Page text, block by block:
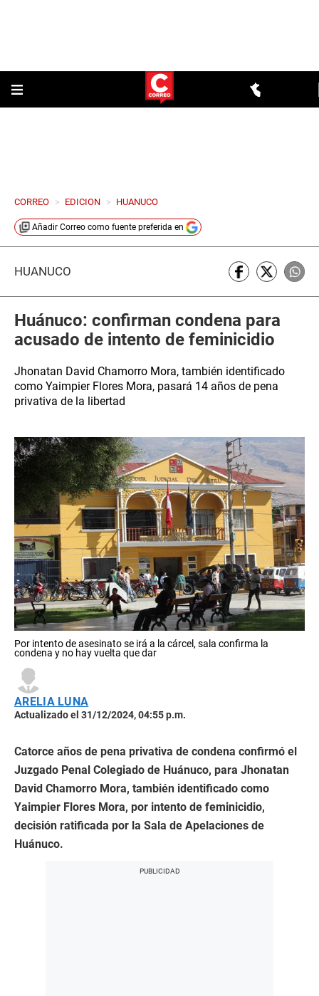
CORREO > EDICION > HUANUCO
Añadir Correo como fuente preferida en
HUÁNUCO
Huánuco: confirman condena para
acusado de intento de feminicidio
Jhonatan David Chamorro Mora, también identificado
como Yaimpier Flores Mora, pasará 14 años de pena
privativa de la libertad
Por intento de asesinato se irá a la cárcel, sala confirma la
condena y no hay vuelta que dar
ARELIA LUNA
Actualizado el 31/12/2024, 04:55 p.m.
Catorce años de pena privativa de condena confirmó el
Juzgado Penal Colegiado de Huánuco, para Jhonatan
David Chamorro Mora, también identificado como
Yaimpier Flores Mora, por intento de feminicidio,
decisión ratificada por la Sala de Apelaciones de
Huánuco.